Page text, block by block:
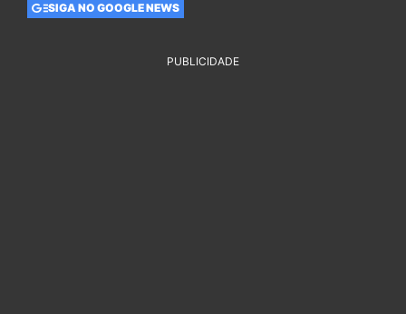
SIGA NO GOOGLE NEWS
PUBLICIDADE